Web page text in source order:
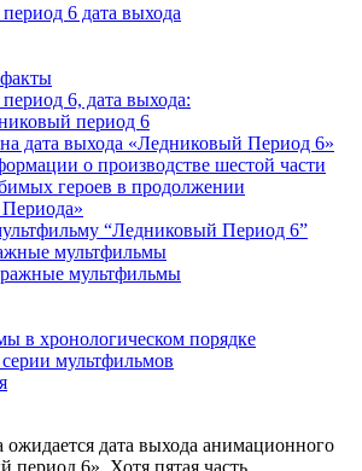
6 дата выхода
6, дата выхода:
период 6
дата выхода «Ледниковый Период 6»
о производстве шестой части
героев в продолжении
“Ледниковый Период 6”
мультфильмы
мультфильмы
в хронологическом порядке
мультфильмов
ожидается дата выхода анимационного
период 6». Хотя пятая часть